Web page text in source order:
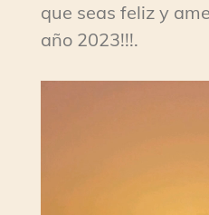
que seas feliz y
año 2023!!!.